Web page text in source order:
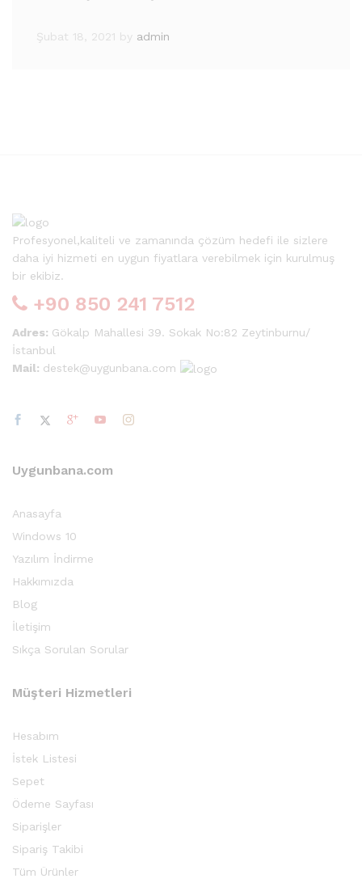
Şubat 18, 2021 by admin
Profesyonel,kaliteli ve zamanında çözüm hedefi ile sizlere
daha iyi hizmeti en uygun fiyatlara verebilmek için kurulmuş
bir ekibiz.
+90 850 241 7512
Adres: Gökalp Mahallesi 39. Sokak No:82 Zeytinburnu/
İstanbul
Mail: destek@uygunbana.com
Uygunbana.com
Anasayfa
Windows 10
Yazılım İndirme
Hakkımızda
Blog
İletişim
Sıkça Sorulan Sorular
Müşteri Hizmetleri
Hesabım
İstek Listesi
Sepet
Ödeme Sayfası
Siparişler
Sipariş Takibi
Tüm Ürünler